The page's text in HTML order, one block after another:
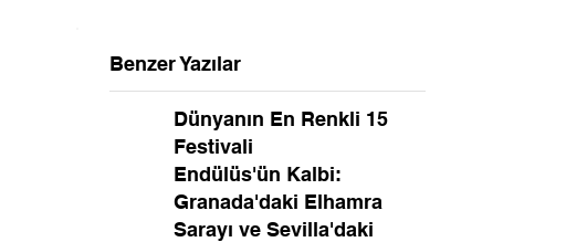
Benzer Yazılar
Dünyanın En Renkli 15
Festivali
Endülüs'ün Kalbi:
Granada'daki Elhamra
Sarayı ve Sevilla'daki